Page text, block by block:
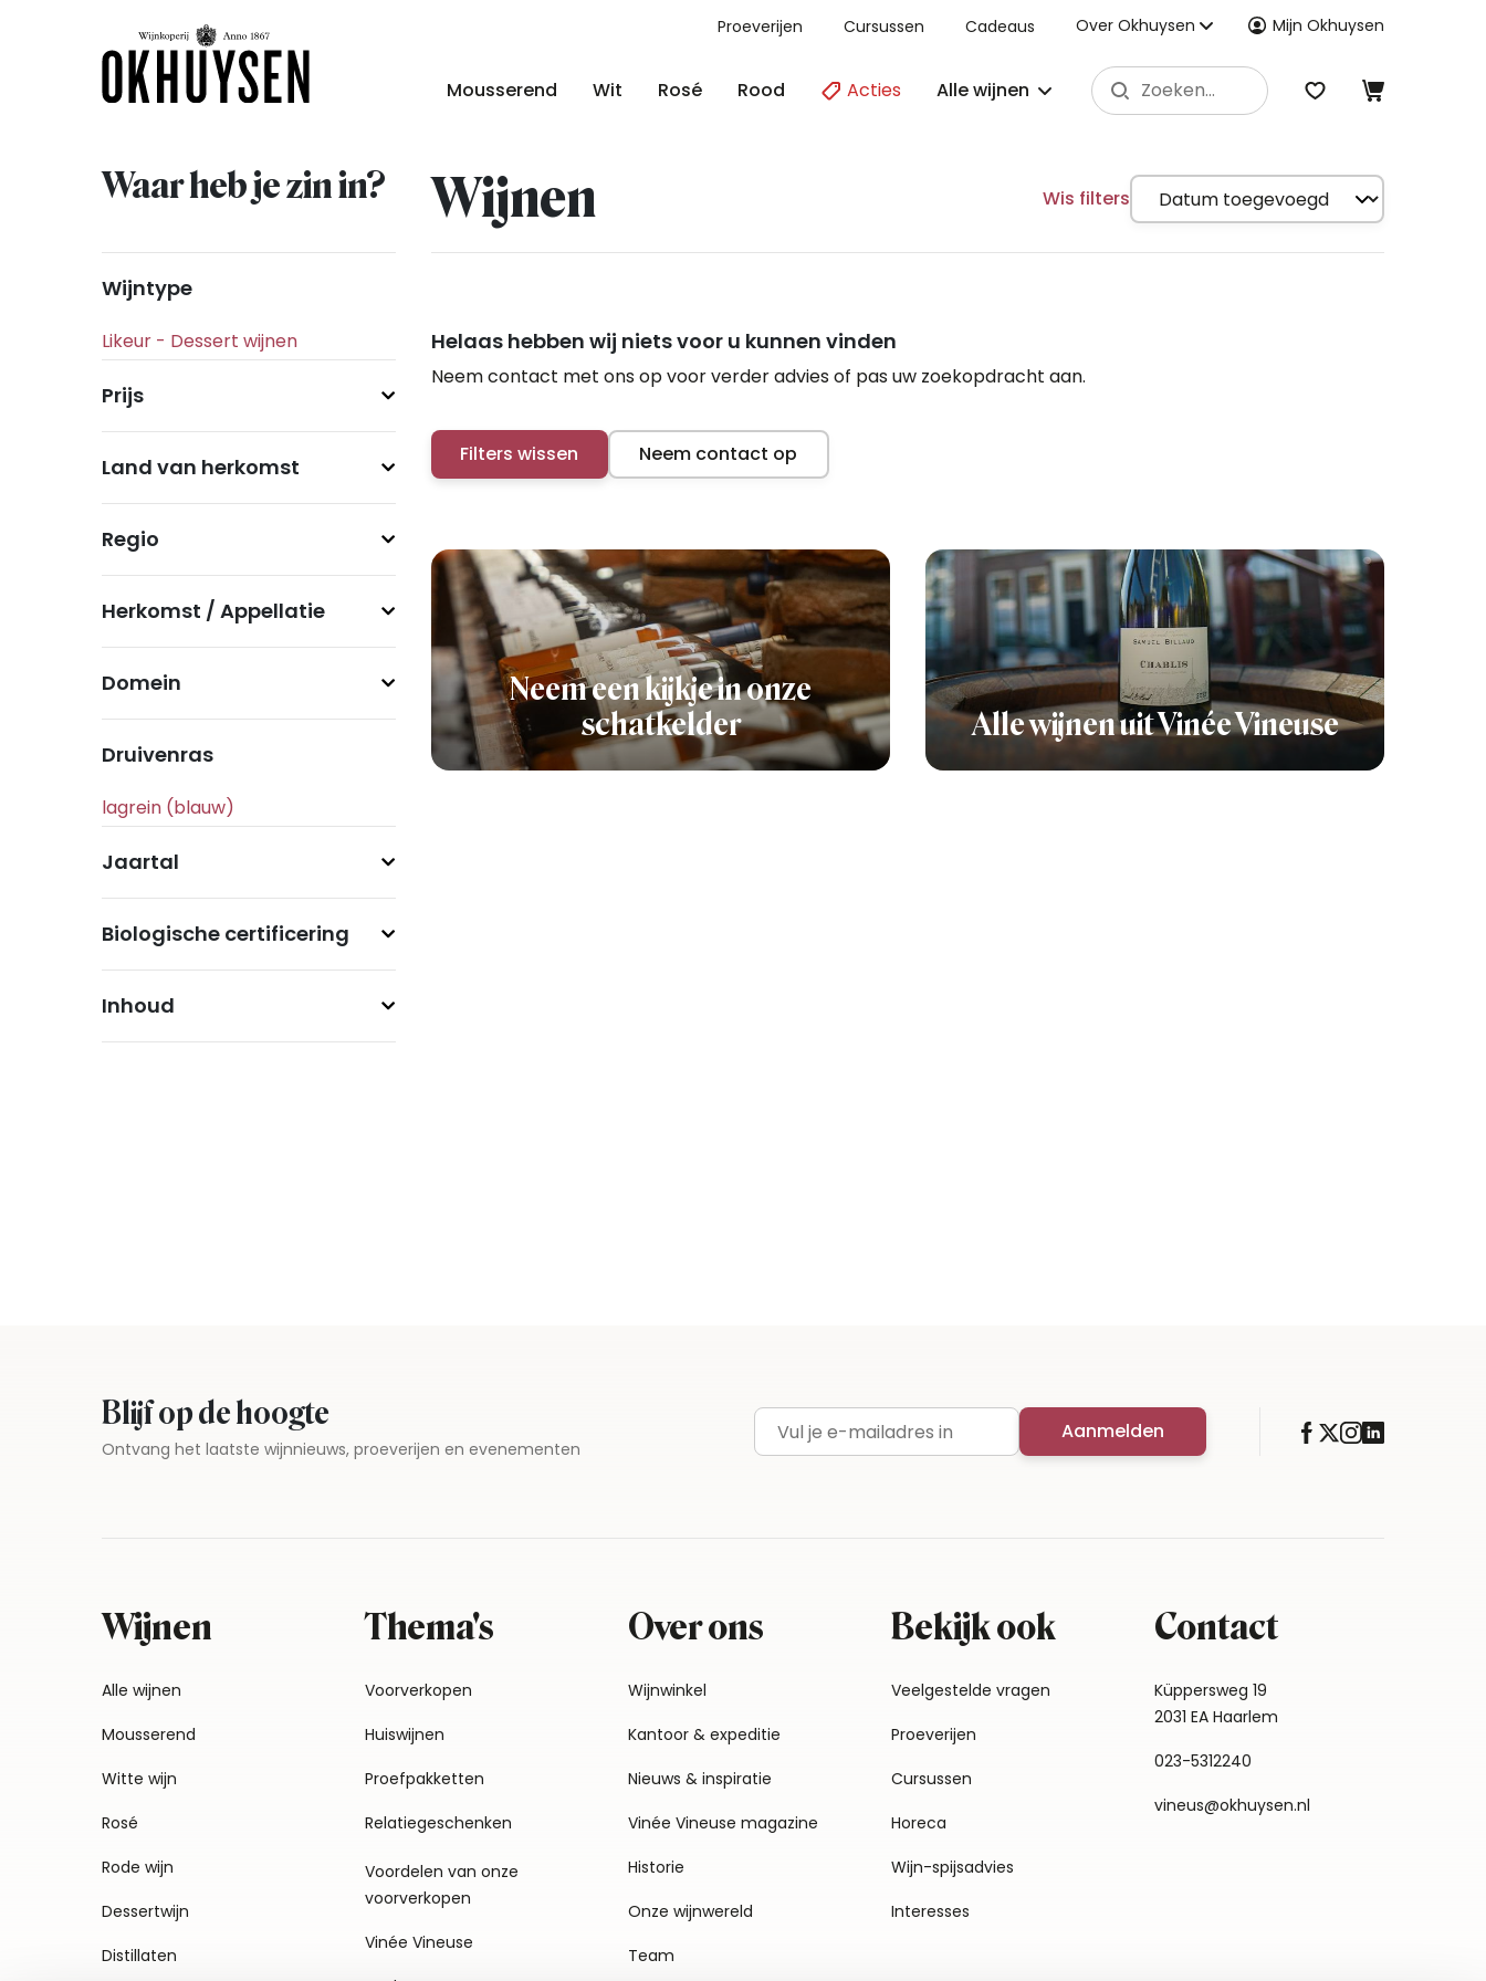
Proeverijen Cursussen Cadeaus Over Okhuysen Mijn Okhuysen
Mousserend Wit Rosé Rood Acties Alle wijnen
Waar heb je zin in? Wijnen Wis filters
Wijntype
Prijs
Land van herkomst
Regio
Herkomst / Appellatie
Domein
Druivenras
Jaartal
Biologische certificering
Inhoud
Helaas hebben wij niets voor u kunnen vinden
Neem contact met ons op voor verder advies of pas uw zoekopdracht aan.
Filters wissen Neem contact op
Neem een kijkje in onze
schatkelder
Alle wijnen uit Vinée Vineuse
Blijf op de hoogte
Ontvang het laatste wijnnieuws, proeverijen en evenementen E-mailadres Aanmelden
Wijnen
Alle wijnen
Mousserend
Witte wijn
Rosé
Rode wijn
Dessertwijn
Distillaten
Thema's
Voorverkopen
Huiswijnen
Proefpakketten
Relatiegeschenken
Voordelen van onze
voorverkopen
Vinée Vineuse
Over ons
Wijnwinkel
Kantoor & expeditie
Nieuws & inspiratie
Vinée Vineuse magazine
Historie
Onze wijnwereld
Team
Bekijk ook
Veelgestelde vragen
Proeverijen
Cursussen
Horeca
Wijn-spijsadvies
Interesses
Contact
Küppersweg 19
2031 EA Haarlem
023-5312240
vineus@okhuysen.nl